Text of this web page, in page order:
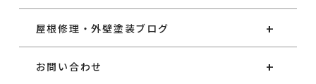
屋根修理・外壁塗装ブログ
お問い合わせ